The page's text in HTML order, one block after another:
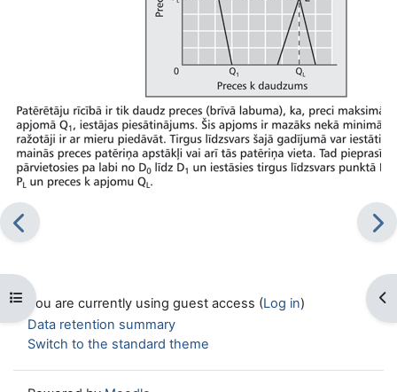
Open course index
You are currently using guest access (Log in)
Data retention summary
Switch to the standard theme